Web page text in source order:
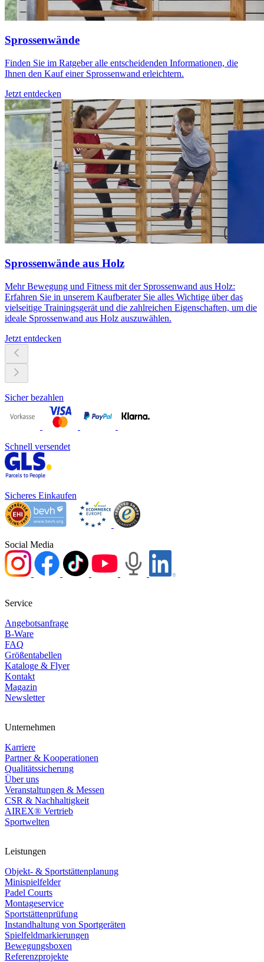
Sprossenwände
Finden Sie im Ratgeber alle entscheidenden Informationen, die
Ihnen den Kauf einer Sprossenwand erleichtern.
Jetzt entdecken
Sprossenwände aus Holz
Mehr Bewegung und Fitness mit der Sprossenwand aus Holz:
Erfahren Sie in unserem Kaufberater Sie alles Wichtige über das
vielseitige Trainingsgerät und die zahlreichen Eigenschaften, um die
ideale Sprossenwand aus Holz auszuwählen.
Jetzt entdecken
Sicher bezahlen
Schnell versendet
Sicheres Einkaufen
Social Media
Service
Angebotsanfrage
B-Ware
FAQ
Größentabellen
Kataloge & Flyer
Kontakt
Magazin
Newsletter
Unternehmen
Karriere
Partner & Kooperationen
Qualitätssicherung
Über uns
Veranstaltungen & Messen
CSR & Nachhaltigkeit
AIREX® Vertrieb
Sportwelten
Leistungen
Objekt- & Sportstättenplanung
Minispielfelder
Padel Courts
Montageservice
Sportstättenprüfung
Instandhaltung von Sportgeräten
Spielfeldmarkierungen
Bewegungsboxen
Referenzprojekte